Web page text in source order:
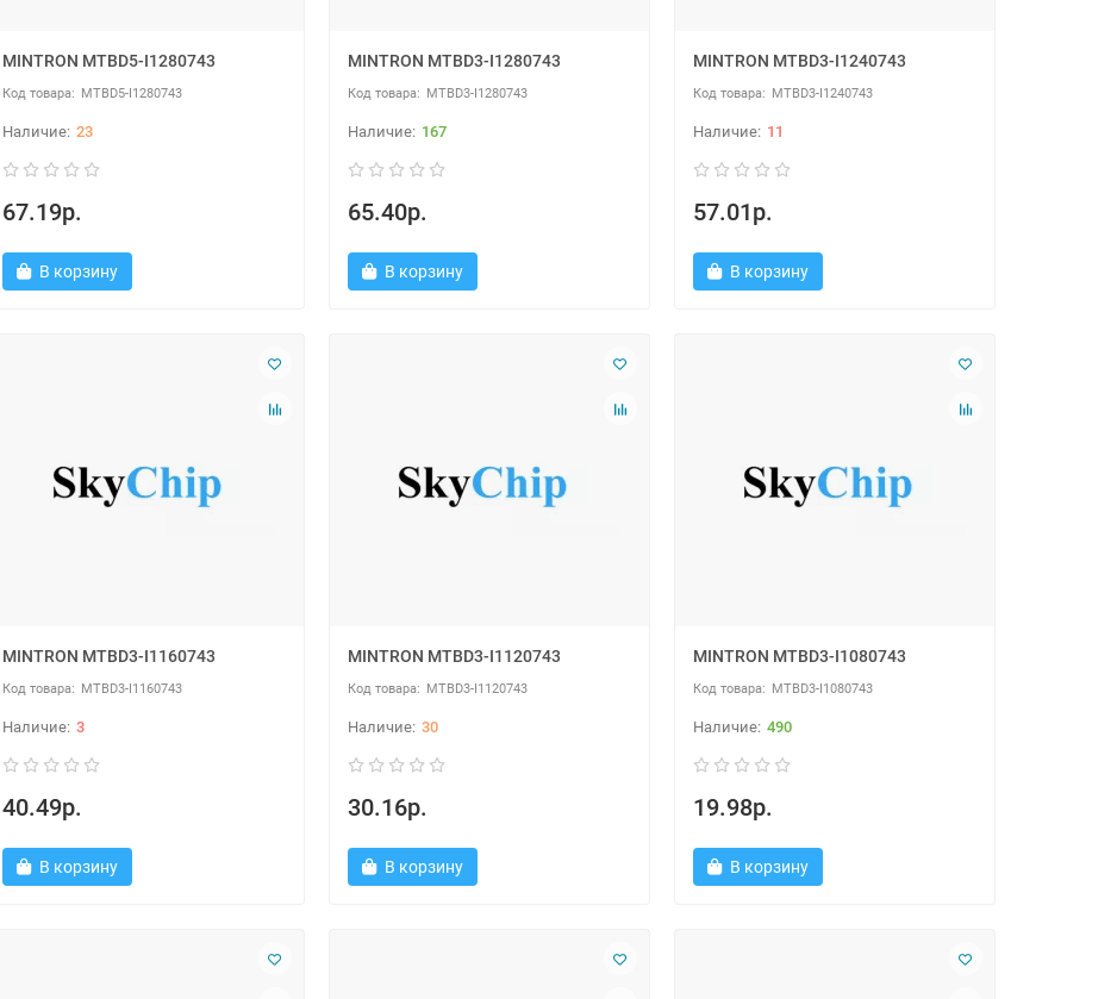
MINTRON MTBD5-I1280743
MTBD5-I1280743
23
67.19р.
В корзину
MINTRON MTBD3-I1280743
MTBD3-I1280743
167
65.40р.
В корзину
MINTRON MTBD3-I1240743
MTBD3-I1240743
11
57.01р.
В корзину
MINTRON MTBD3-I1160743
MTBD3-I1160743
3
40.49р.
В корзину
MINTRON MTBD3-I1120743
MTBD3-I1120743
30
30.16р.
В корзину
MINTRON MTBD3-I1080743
MTBD3-I1080743
490
19.98р.
В корзину